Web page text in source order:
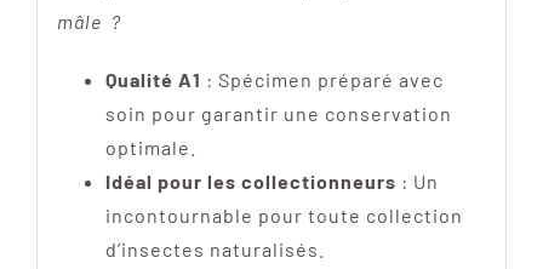
mâle ?
Qualité A1 : Spécimen préparé avec
soin pour garantir une conservation
optimale.
Idéal pour les collectionneurs : Un
incontournable pour toute collection
d’insectes naturalisés.